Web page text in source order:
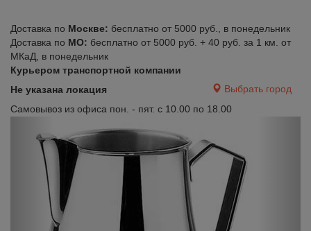
Доставка по Москве: бесплатно от 5000 руб., в понедельник
Доставка по МО: бесплатно от 5000 руб. + 40 руб. за 1 км. от
МКаД, в понедельник
Курьером транспортной компании
Не указана локация
Выбрать город
Самовывоз из офиса пон. - пят. с 10.00 по 18.00